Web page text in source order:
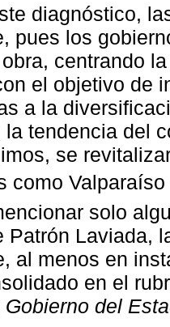
diagnóstico,
pues los
centrando
el objetivo de
a la
la tendencia del
se
como Valparaíso
solo
Patrón Laviada,
al menos en
en el
Gobierno del